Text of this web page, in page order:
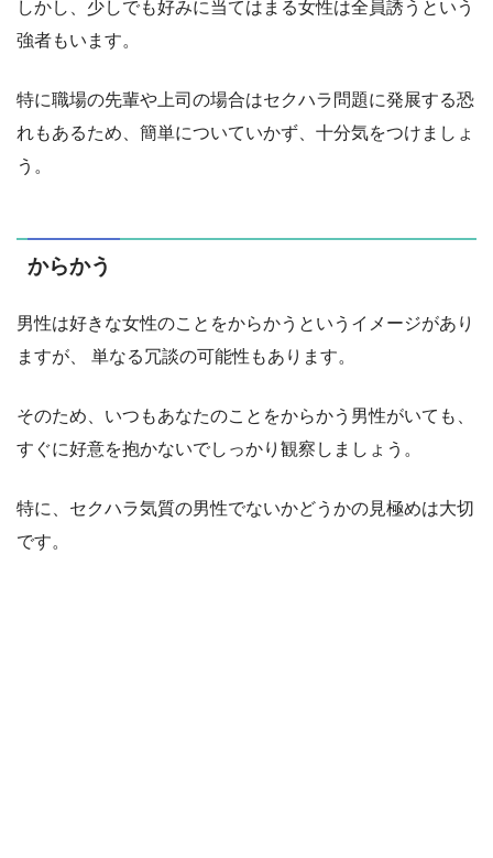
しかし、少しでも好みに当てはまる女性は全員誘うという
強者もいます。
特に職場の先輩や上司の場合はセクハラ問題に発展する恐
れもあるため、簡単についていかず、十分気をつけましょ
う。
からかう
男性は好きな女性のことをからかうというイメージがあり
ますが、 単なる冗談の可能性もあります。
そのため、いつもあなたのことをからかう男性がいても、
すぐに好意を抱かないでしっかり観察しましょう。
特に、セクハラ気質の男性でないかどうかの見極めは大切
です。